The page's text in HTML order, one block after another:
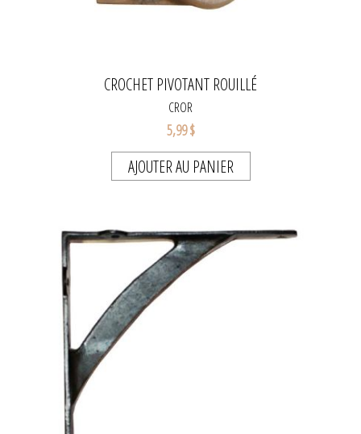
CROCHET PIVOTANT ROUILLÉ
CROR
5,99 $
AJOUTER AU PANIER